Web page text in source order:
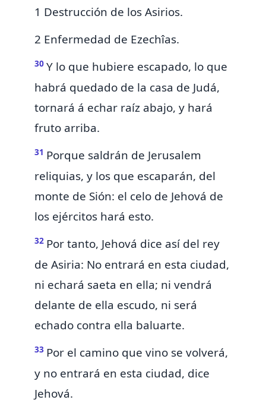
1 Destrucción de los Asirios.
2 Enfermedad de Ezechîas.
30 Y lo que hubiere escapado, lo que
habrá quedado de la casa de Judá,
tornará á echar raíz abajo, y hará
fruto arriba.
31 Porque saldrán de Jerusalem
reliquias, y los que escaparán, del
monte de Sión: el celo de Jehová de
los ejércitos hará esto.
32 Por tanto, Jehová dice así del rey
de Asiria: No entrará en esta ciudad,
ni echará saeta en ella; ni vendrá
delante de ella escudo, ni será
echado contra ella baluarte.
33 Por el camino que vino se volverá,
y no entrará en esta ciudad, dice
Jehová.